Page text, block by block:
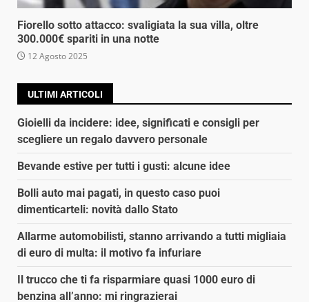
Fiorello sotto attacco: svaligiata la sua villa, oltre
300.000€ spariti in una notte
12 Agosto 2025
ULTIMI ARTICOLI
Gioielli da incidere: idee, significati e consigli per
scegliere un regalo davvero personale
Bevande estive per tutti i gusti: alcune idee
Bolli auto mai pagati, in questo caso puoi
dimenticarteli: novità dallo Stato
Allarme automobilisti, stanno arrivando a tutti migliaia
di euro di multa: il motivo fa infuriare
Il trucco che ti fa risparmiare quasi 1000 euro di
benzina all’anno: mi ringrazierai